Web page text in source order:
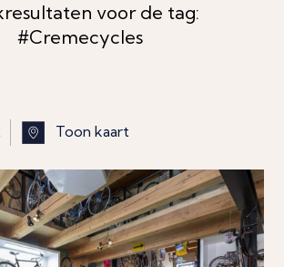
voor de tag:
#Cremecycles
Toon kaart